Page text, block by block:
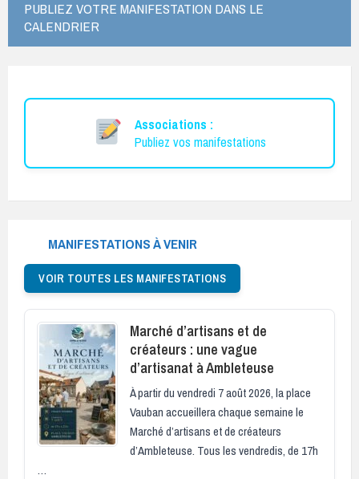
PUBLIEZ VOTRE MANIFESTATION DANS LE
CALENDRIER
Associations :
Publiez vos manifestations
MANIFESTATIONS À VENIR
VOIR TOUTES LES MANIFESTATIONS
Marché d’artisans et de
créateurs : une vague
d’artisanat à Ambleteuse
À partir du vendredi 7 août 2026, la place
Vauban accueillera chaque semaine le
Marché d’artisans et de créateurs
d’Ambleteuse. Tous les vendredis, de 17h
…